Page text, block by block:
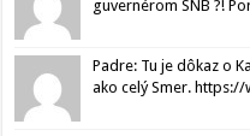
guvernérom SNB ?!
Padre: Tu je dôkaz o
ako celý Smer. https://